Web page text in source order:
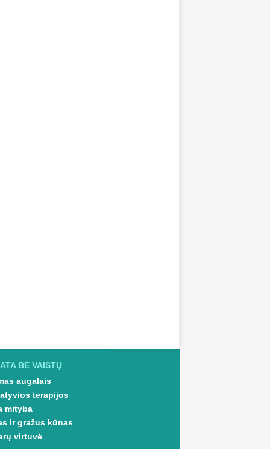
BE VAISTŲ
augalais
terapijos
mityba
ir gražus kūnas
virtuvė